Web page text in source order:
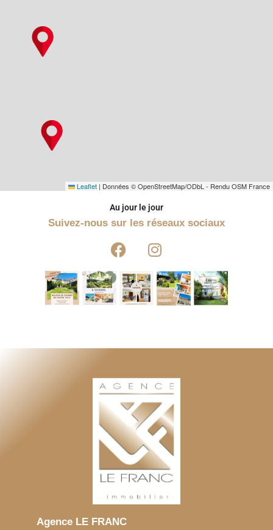
Leaflet | Données © OpenStreetMap/ODbL - Rendu OSM France
Au jour le jour
Suivez-nous sur les réseaux sociaux
Agence LE FRANC